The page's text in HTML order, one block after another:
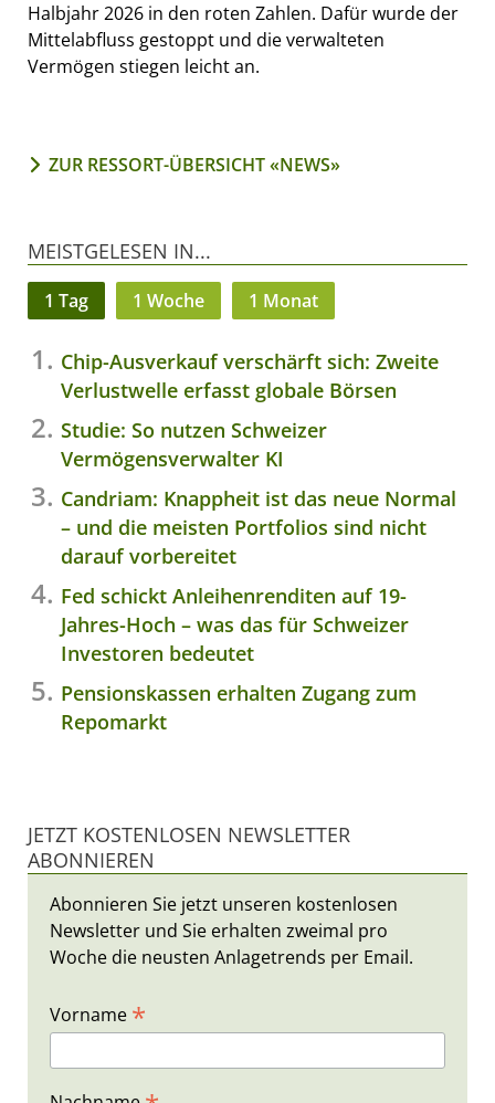
Halbjahr 2026 in den roten Zahlen. Dafür wurde der
Mittelabfluss gestoppt und die verwalteten
Vermögen stiegen leicht an.
ZUR RESSORT-ÜBERSICHT «NEWS»
MEISTGELESEN IN...
1 Tag 1 Woche 1 Monat
Chip-Ausverkauf verschärft sich: Zweite
Verlustwelle erfasst globale Börsen
Studie: So nutzen Schweizer
Vermögensverwalter KI
Candriam: Knappheit ist das neue Normal
– und die meisten Portfolios sind nicht
darauf vorbereitet
Fed schickt Anleihenrenditen auf 19-
Jahres-Hoch – was das für Schweizer
Investoren bedeutet
Pensionskassen erhalten Zugang zum
Repomarkt
JETZT KOSTENLOSEN NEWSLETTER
ABONNIEREN
Abonnieren Sie jetzt unseren kostenlosen
Newsletter und Sie erhalten zweimal pro
Woche die neusten Anlagetrends per Email.
Vorname *